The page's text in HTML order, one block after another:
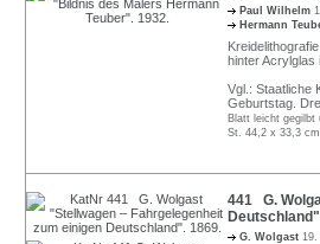
Paul Wilhelm
Hermann
hinter Acrylglas
Vgl.: Staatliche
Geburtstag.
Blatt leicht gegilbt
St. 44,2 x 33,3
441 G.
G. Wolgast 19.